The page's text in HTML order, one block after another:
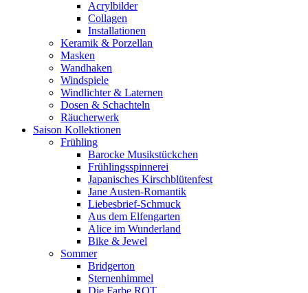
Acrylbilder
Collagen
Installationen
Keramik & Porzellan
Masken
Wandhaken
Windspiele
Windlichter & Laternen
Dosen & Schachteln
Räucherwerk
Saison Kollektionen
Frühling
Barocke Musikstückchen
Frühlingsspinnerei
Japanisches Kirschblütenfest
Jane Austen-Romantik
Liebesbrief-Schmuck
Aus dem Elfengarten
Alice im Wunderland
Bike & Jewel
Sommer
Bridgerton
Sternenhimmel
Die Farbe ROT